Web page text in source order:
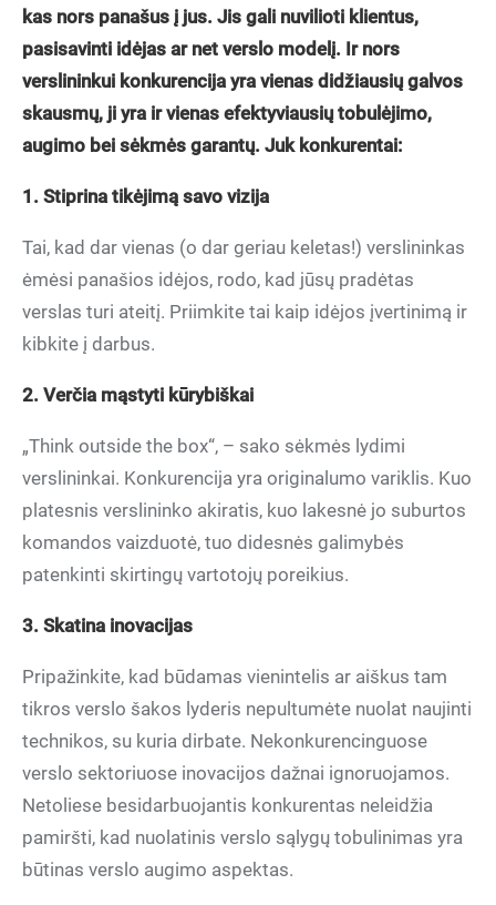
kas nors panašus į jus. Jis gali nuvilioti klientus,
pasisavinti idėjas ar net verslo modelį. Ir nors
verslininkui konkurencija yra vienas didžiausių galvos
skausmų, ji yra ir vienas efektyviausių tobulėjimo,
augimo bei sėkmės garantų. Juk konkurentai:
1. Stiprina tikėjimą savo vizija
Tai, kad dar vienas (o dar geriau keletas!) verslininkas
ėmėsi panašios idėjos, rodo, kad jūsų pradėtas
verslas turi ateitį. Priimkite tai kaip idėjos įvertinimą ir
kibkite į darbus.
2. Verčia mąstyti kūrybiškai
„Think outside the box“, – sako sėkmės lydimi
verslininkai. Konkurencija yra originalumo variklis. Kuo
platesnis verslininko akiratis, kuo lakesnė jo suburtos
komandos vaizduotė, tuo didesnės galimybės
patenkinti skirtingų vartotojų poreikius.
3. Skatina inovacijas
Pripažinkite, kad būdamas vienintelis ar aiškus tam
tikros verslo šakos lyderis nepultumėte nuolat naujinti
technikos, su kuria dirbate. Nekonkurencinguose
verslo sektoriuose inovacijos dažnai ignoruojamos.
Netoliese besidarbuojantis konkurentas neleidžia
pamiršti, kad nuolatinis verslo sąlygų tobulinimas yra
būtinas verslo augimo aspektas.